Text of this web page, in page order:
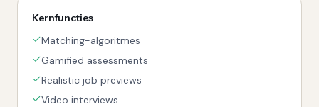
Kernfuncties
Matching-algoritmes
Gamified assessments
Realistic job previews
Video interviews